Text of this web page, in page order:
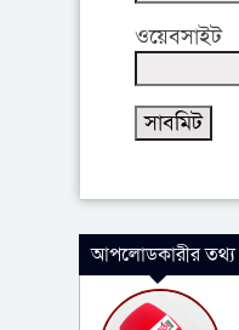
ওয়েবসাইট
আপলোডকারীর তথ্য